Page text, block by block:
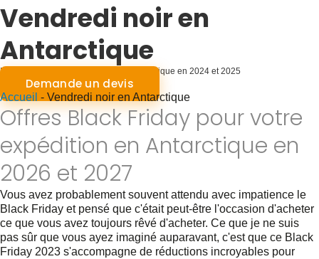
Vendredi noir en
Antarctique
Meilleures offres pour voyager en Antarctique en 2024 et 2025
Demande un devis
Accueil - Vendredi noir en Antarctique
Offres Black Friday pour votre
expédition en Antarctique en
2026 et 2027
Vous avez probablement souvent attendu avec impatience le
Black Friday et pensé que c'était peut-être l'occasion d'acheter
ce que vous avez toujours rêvé d'acheter. Ce que je ne suis
pas sûr que vous ayez imaginé auparavant, c'est que ce Black
Friday 2023 s'accompagne de réductions incroyables pour